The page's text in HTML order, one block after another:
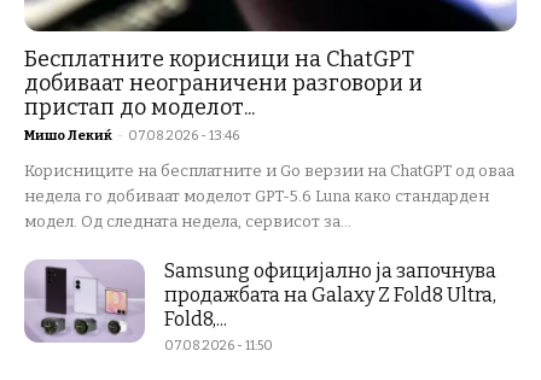
Бесплатните корисници на ChatGPT
добиваат неограничени разговори и
пристап до моделот...
Мишо Лекиќ - 07.08.2026 - 13:46
Корисниците на бесплатните и Go верзии на ChatGPT од оваа
недела го добиваат моделот GPT-5.6 Luna како стандарден
модел. Од следната недела, сервисот за...
Samsung официјално ја започнува
продажбата на Galaxy Z Fold8 Ultra,
Fold8,...
07.08.2026 - 11:50